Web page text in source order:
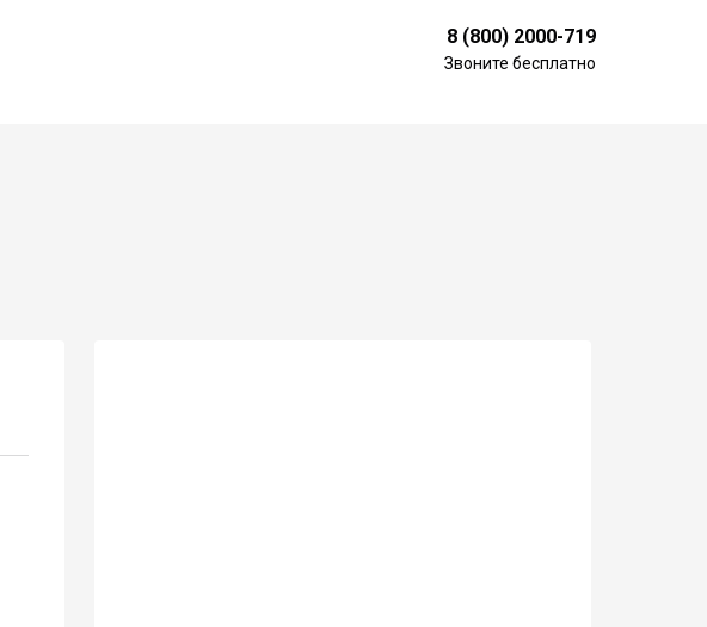
8 (800) 2000-719
Звоните бесплатно